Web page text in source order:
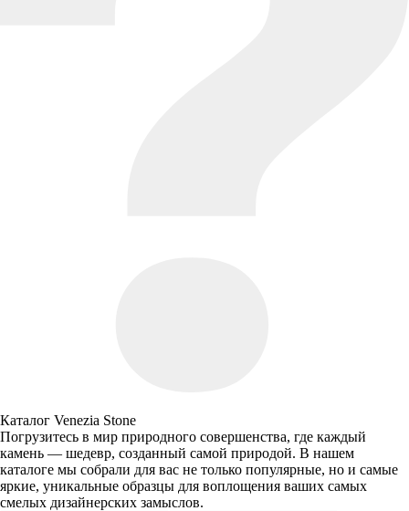
Каталог Venezia Stone
Погрузитесь в мир природного совершенства, где каждый
камень — шедевр, созданный самой природой. В нашем
каталоге мы собрали для вас не только популярные, но и самые
яркие, уникальные образцы для воплощения ваших самых
смелых дизайнерских замыслов.